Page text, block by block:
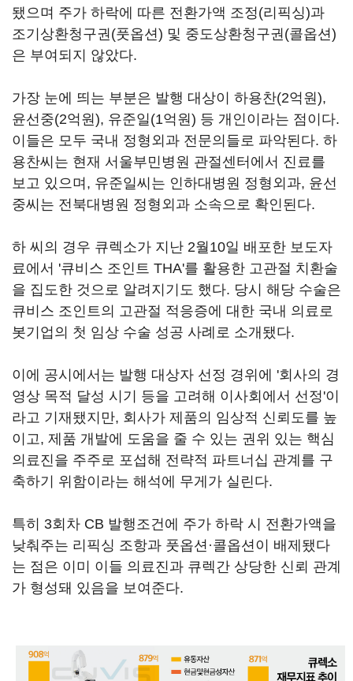
됐으며 주가 하락에 따른 전환가액 조정(리픽싱)과
조기상환청구권(풋옵션) 및 중도상환청구권(콜옵션)
은 부여되지 않았다.
가장 눈에 띄는 부분은 발행 대상이 하용찬(2억원),
윤선중(2억원), 유준일(1억원) 등 개인이라는 점이다.
이들은 모두 국내 정형외과 전문의들로 파악된다. 하
용찬씨는 현재 서울부민병원 관절센터에서 진료를
보고 있으며, 유준일씨는 인하대병원 정형외과, 윤선
중씨는 전북대병원 정형외과 소속으로 확인된다.
하 씨의 경우 큐렉소가 지난 2월10일 배포한 보도자
료에서 '큐비스 조인트 THA'를 활용한 고관절 치환술
을 집도한 것으로 알려지기도 했다. 당시 해당 수술은
큐비스 조인트의 고관절 적응증에 대한 국내 의료로
봇기업의 첫 임상 수술 성공 사례로 소개됐다.
이에 공시에서는 발행 대상자 선정 경위에 '회사의 경
영상 목적 달성 시기 등을 고려해 이사회에서 선정'이
라고 기재됐지만, 회사가 제품의 임상적 신뢰도를 높
이고, 제품 개발에 도움을 줄 수 있는 권위 있는 핵심
의료진을 주주로 포섭해 전략적 파트너십 관계를 구
축하기 위함이라는 해석에 무게가 실린다.
특히 3회차 CB 발행조건에 주가 하락 시 전환가액을
낮춰주는 리픽싱 조항과 풋옵션·콜옵션이 배제됐다
는 점은 이미 이들 의료진과 큐렉간 상당한 신뢰 관계
가 형성돼 있음을 보여준다.